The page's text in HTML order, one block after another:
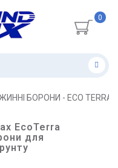
0
БОРОНИ - ECO TERRA -
EcoTerra
для